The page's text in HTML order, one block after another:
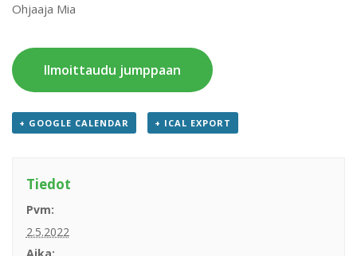
Ohjaaja Mia
Ilmoittaudu jumppaan
+ GOOGLE CALENDAR + ICAL EXPORT
Tiedot
Pvm:
2.5.2022